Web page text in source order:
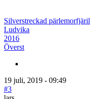
Silverstreckad pärlemorfjäril
Ludvika
2016
Överst
19 juli, 2019 - 09:49
#3